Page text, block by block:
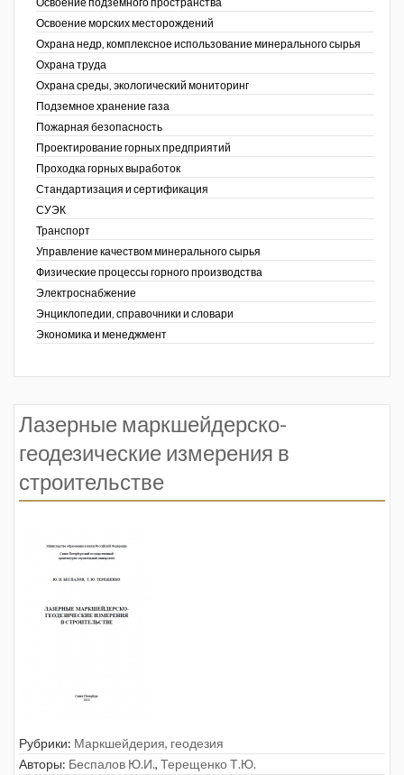
Освоение морских месторождений
Охрана недр, комплексное использование минерального сырья
Охрана труда
Охрана среды, экологический мониторинг
Подземное хранение газа
Пожарная безопасность
Проектирование горных предприятий
Проходка горных выработок
Стандартизация и сертификация
СУЭК
Транспорт
Управление качеством минерального сырья
Физические процессы горного производства
Электроснабжение
Энциклопедии, справочники и словари
Экономика и менеджмент
Лазерные маркшейдерско-
геодезические измерения в
строительстве
Рубрики: Маркшейдерия, геодезия
Авторы: Беспалов Ю.И., Терещенко Т.Ю.